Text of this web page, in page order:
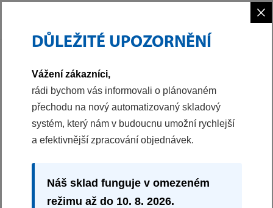
×
DŮLEŽITÉ UPOZORNĚNÍ
Vážení zákazníci,
rádi bychom vás informovali o plánovaném
přechodu na nový automatizovaný skladový
systém, který nám v budoucnu umožní rychlejší
a efektivnější zpracování objednávek.
Náš sklad funguje v omezeném
režimu až do 10. 8. 2026.